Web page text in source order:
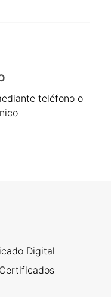
teléfono o
Digital